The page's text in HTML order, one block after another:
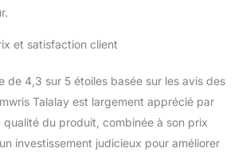
et satisfaction client
de 4,3 sur 5 étoiles basée sur les avis des
Talalay est largement apprécié par
qualité du produit, combinée à son prix
investissement judicieux pour améliorer